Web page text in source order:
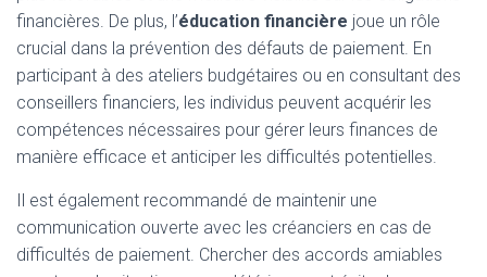
financières. De plus, l’éducation financière joue un rôle
crucial dans la prévention des défauts de paiement. En
participant à des ateliers budgétaires ou en consultant des
conseillers financiers, les individus peuvent acquérir les
compétences nécessaires pour gérer leurs finances de
manière efficace et anticiper les difficultés potentielles.
Il est également recommandé de maintenir une
communication ouverte avec les créanciers en cas de
difficultés de paiement. Chercher des accords amiables